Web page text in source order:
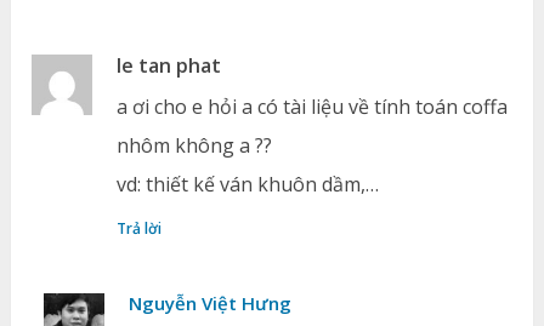
le tan phat
a ơi cho e hỏi a có tài liệu về tính toán coffa
nhôm không a ??
vd: thiết kế ván khuôn dầm,…
Trả lời
Nguyễn Việt Hưng